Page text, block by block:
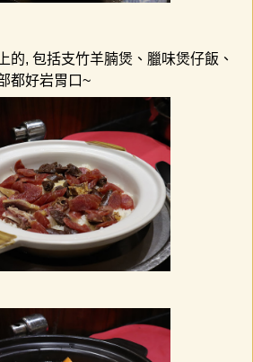
的, 包括支竹羊腩煲、臘味煲仔飯、
都好岩胃口~